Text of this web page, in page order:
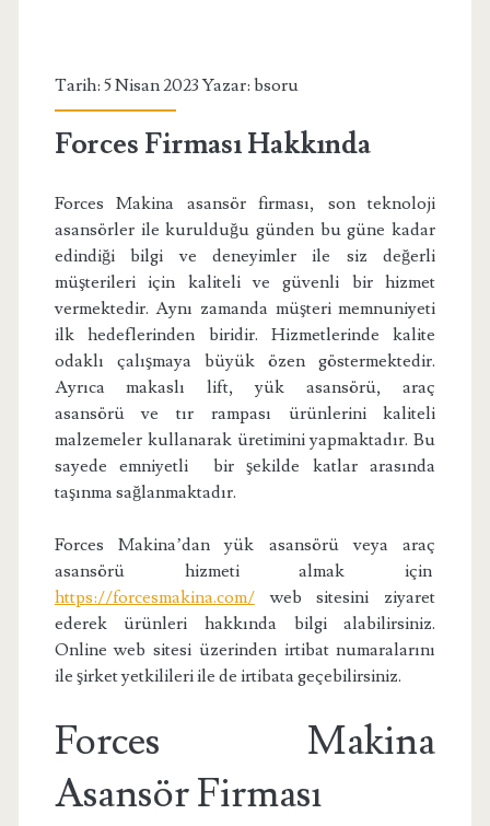
Tarih: 5 Nisan 2023 Yazar: bsoru
Forces Firması Hakkında
Forces Makina asansör firması, son teknoloji
asansörler ile kurulduğu günden bu güne kadar
edindiği bilgi ve deneyimler ile siz değerli
müşterileri için kaliteli ve güvenli bir hizmet
vermektedir. Aynı zamanda müşteri memnuniyeti
ilk hedeflerinden biridir. Hizmetlerinde kalite
odaklı çalışmaya büyük özen göstermektedir.
Ayrıca makaslı lift, yük asansörü, araç
asansörü ve tır rampası ürünlerini kaliteli
malzemeler kullanarak üretimini yapmaktadır. Bu
sayede emniyetli bir şekilde katlar arasında
taşınma sağlanmaktadır.
Forces Makina’dan yük asansörü veya araç
asansörü hizmeti almak için
https://forcesmakina.com/web sitesini ziyaret
ederek ürünleri hakkında bilgi alabilirsiniz.
Online web sitesi üzerinden irtibat numaralarını
ile şirket yetkilileri ile de irtibata geçebilirsiniz.
Forces Makina
Asansör Firması